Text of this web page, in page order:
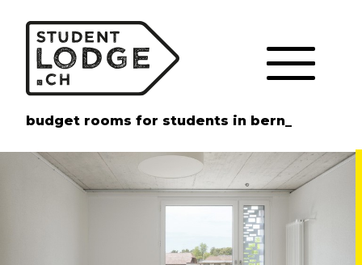
budget rooms for students in bern_